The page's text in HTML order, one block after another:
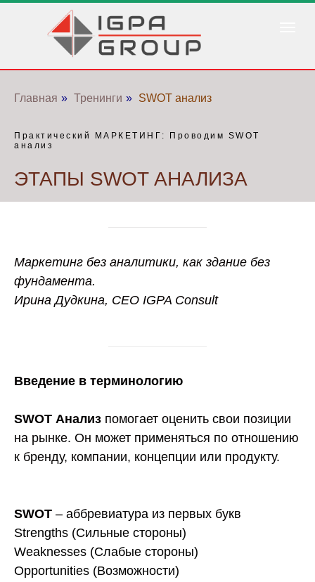
Главная » Тренинги » SWOT анализ
Практический МАРКЕТИНГ: Проводим SWOT
анализ
ЭТАПЫ SWOT АНАЛИЗА
Маркетинг без аналитики, как здание без
фундамента.
Ирина Дудкина, CEO IGPA Consult
Введение в терминологию
SWOT Анализ помогает оценить свои позиции
на рынке. Он может применяться по отношению
к бренду, компании, концепции или продукту.
SWOT – аббревиатура из первых букв
Strengths (Сильные стороны)
Weaknesses (Слабые стороны)
Opportunities (Возможности)